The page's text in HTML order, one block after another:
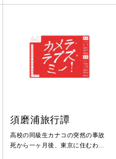
どり着く。そこには、マクベス十
求めるダンカン王とその騎士たち
も、伝説の魔導書を探して、同じ
館にたどり着く。お布団が『マク
ベス』を元に送る、不安定な世界
に不安定なまま立ち向かうための
須磨浦旅行譚
高校の同級生カナコの突然の事故
死から一ヶ月後、東京に住むわた